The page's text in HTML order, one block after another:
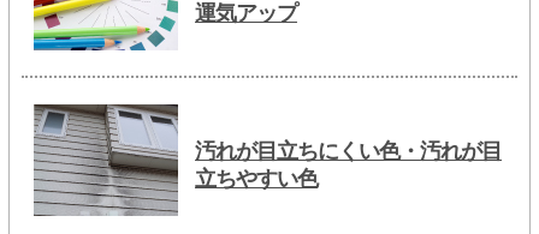
運気アップ
汚れが目立ちにくい色・汚れが目
立ちやすい色